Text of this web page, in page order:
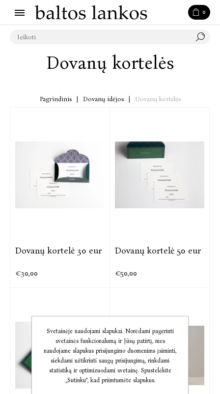
0
Dovanų kortelės
Pagrindinis Dovanų idėjos Dovanų kortelės
Dovanų kortelė 30 eur
€30,00
Dovanų kortelė 50 eur
€50,00
Svetainėje naudojami slapukai. Norėdami pagerinti
svetainės funkcionalumą ir Jūsų patirtį, mes
naudojame slapukus prisijungimo duomenims įsiminti,
siekdami užtikrinti saugų prisijungimą, rinkdami
statistiką ir optimizuodami svetainę. Spustelėkite
„Sutinku“, kad priimtumėte slapukus.